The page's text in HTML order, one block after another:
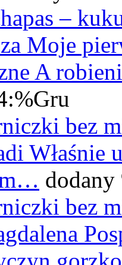
–
Moje
A
bez
Właśnie
bez